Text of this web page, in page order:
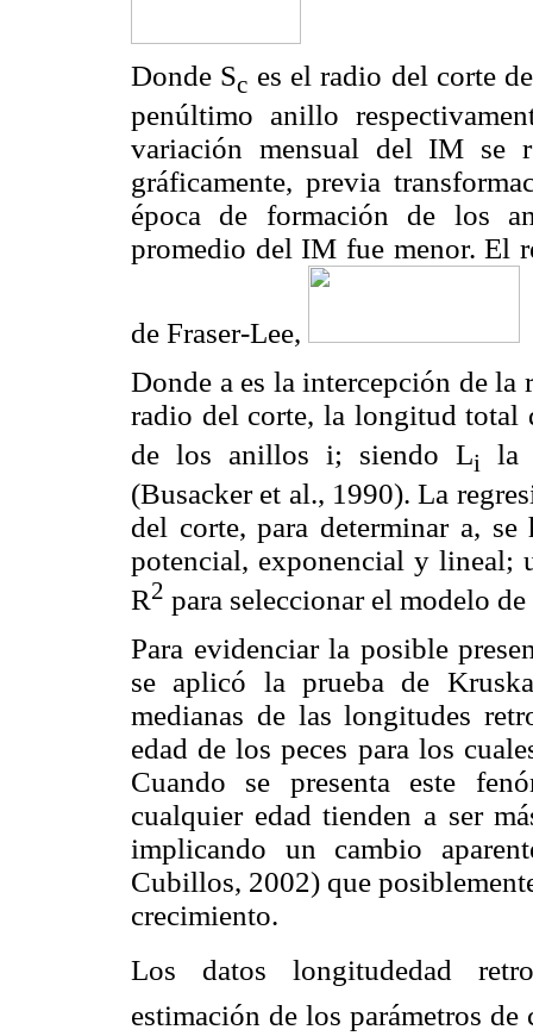
Donde Sc es el radio del corte
penúltimo anillo
variación mensual del IM se
gráficamente, previa
época de formación de los
promedio del IM fue menor. El
de Fraser-Lee,
Donde a es la intercepción de la
radio del corte, la longitud total
de los anillos i; siendo Li
la
(Busacker et al., 1990). La
del corte, para determinar a,
potencial, exponencial y lineal;
R2 para seleccionar el modelo
Para evidenciar la posible
se aplicó la prueba de
medianas de las longitudes
edad de los peces para los
Cuando se presenta este
cualquier edad tienden a ser
implicando un cambio
Cubillos, 2002) que
crecimiento.
Los datos longitudedad
estimación de los parámetros